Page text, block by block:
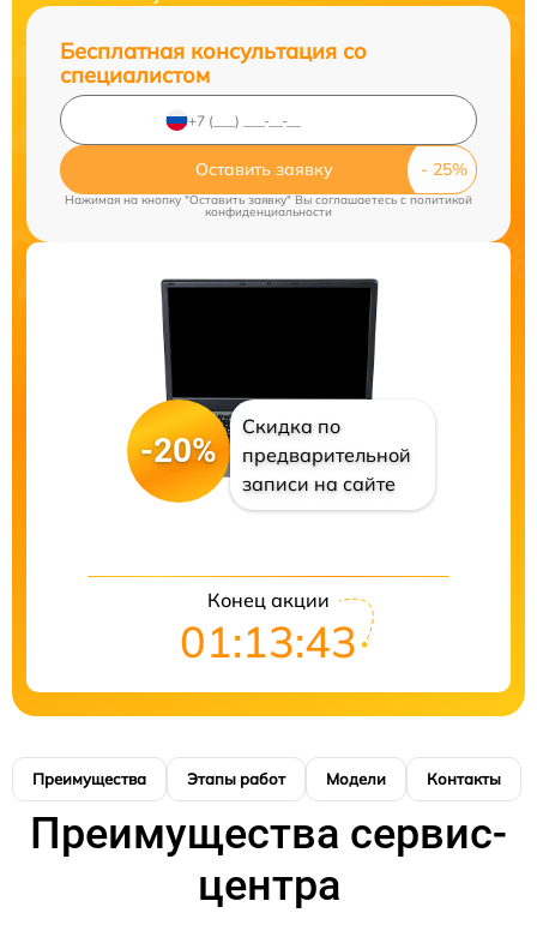
Бесплатная консультация со
специалистом
Оставить заявку
Нажимая на кнопку "Оставить заявку" Вы соглашаетесь c политикой
конфиденциальности
-20%
Скидка по
предварительной
записи на сайте
Конец акции
01:13:42
Преимущества Этапы работ Модели Контакты
Преимущества сервис-
центра